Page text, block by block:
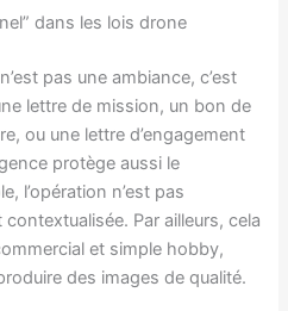
dans les lois drone
pas une ambiance, c’est
lettre de mission, un bon de
ou une lettre d’engagement
protège aussi le
l’opération n’est pas
Par ailleurs, cela
et simple hobby,
des images de qualité.